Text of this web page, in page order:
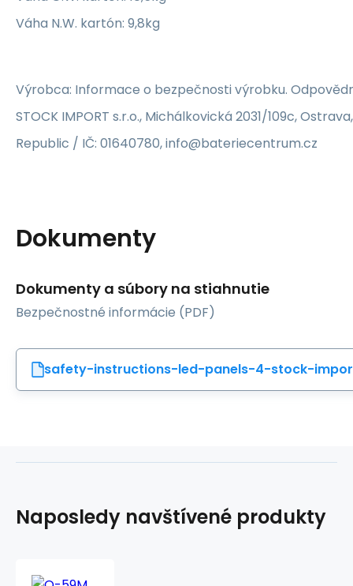
Váha N.W. kartón: 9,8kg
Výrobca: Informace o bezpečnosti výrobku.
STOCK IMPORT s.r.o., Michálkovická 2031/109c,
Republic / IČ: 01640780, info@bateriecentrum.cz
Dokumenty
Dokumenty a súbory na stiahnutie
Bezpečnostné informácie (PDF)
safety-instructions-led-panels-4-stock-
Naposledy navštívené produkty